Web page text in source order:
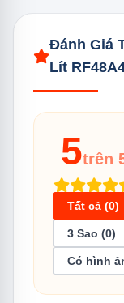
48
Thông
Đánh Giá
Lít
5trên
Tất cả (0)
3 Sao (0)
Có hình